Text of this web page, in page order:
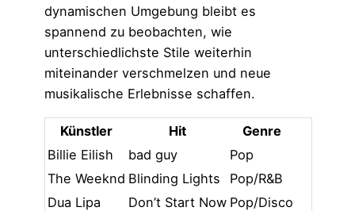
dynamischen Umgebung bleibt es
spannend zu beobachten, wie
unterschiedlichste Stile weiterhin
miteinander verschmelzen und neue
musikalische Erlebnisse schaffen.
Künstler Hit
Genre
Billie Eilish
bad guy
Pop
The Weeknd Blinding Lights
Pop/R&B
Dua Lipa
Don’t Start Now Pop/Disco